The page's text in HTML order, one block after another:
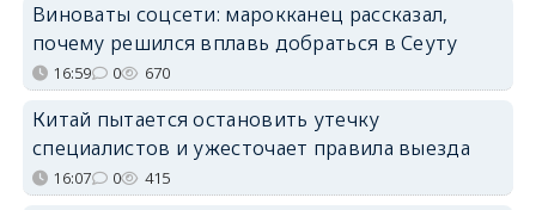
Виноваты соцсети: марокканец рассказал,
почему решился вплавь добраться в Сеуту
16:59 0 670
Китай пытается остановить утечку
специалистов и ужесточает правила выезда
16:07 0 415